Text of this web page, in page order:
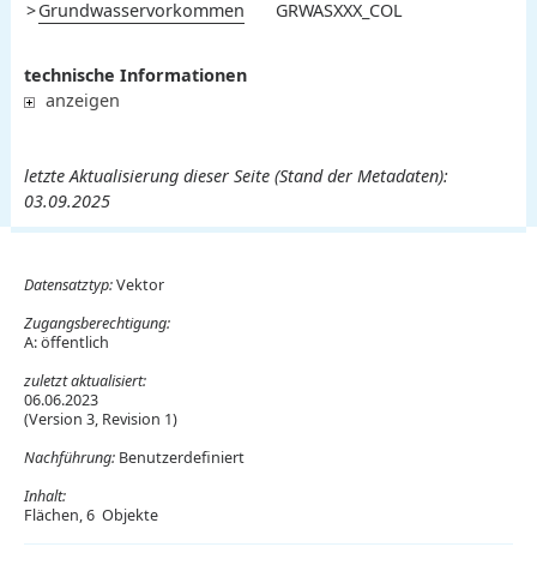
Grundwasservorkommen
GRWASXXX_COL
technische Informationen
anzeigen
letzte Aktualisierung dieser Seite (Stand der Metadaten):
03.09.2025
Datensatztyp:Vektor
Zugangsberechtigung:
A: öffentlich
zuletzt aktualisiert:
06.06.2023
(Version 3, Revision 1)
Nachführung:Benutzerdefiniert
Inhalt:
Flächen, 6 Objekte